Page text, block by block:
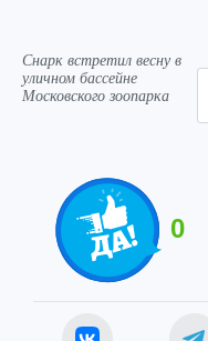
Снарк встретил весну в
уличном бассейне
Московского зоопарка
0